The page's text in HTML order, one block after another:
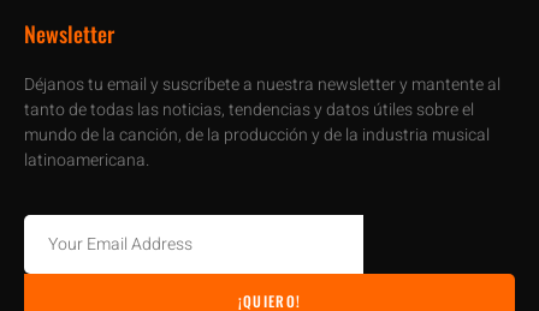
Newsletter
Déjanos tu email y suscríbete a nuestra newsletter y mantente al
tanto de todas las noticias, tendencias y datos útiles sobre el
mundo de la canción, de la producción y de la industria musical
latinoamericana.
¡QUIERO!